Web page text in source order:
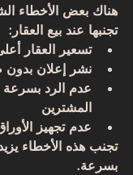
هناك بعض الأخطاء
تجنبها عند بيع العقار:
تسعير العقار
نشر إعلان
عدم الرد
المشترين
عدم تجهيز
تجنب هذه الأخطاء
بسرعة.